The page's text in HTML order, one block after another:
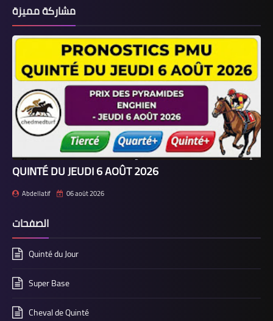
مشاركة مميزة
QUINTÉ DU JEUDI 6 AOÛT 2026
Abdellatif 06 août 2026
الصفحات
Quinté du Jour
Super Base
Cheval de Quinté